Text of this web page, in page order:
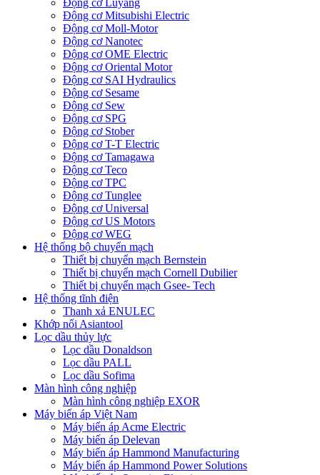
Động cơ Mitsubishi Electric
Động cơ Moll-Motor
Động cơ Nanotec
Động cơ OME Electric
Động cơ Oriental Motor
Động cơ SAI Hydraulics
Động cơ Sesame
Động cơ Sew
Động cơ SPG
Động cơ Stober
Động cơ T-T Electric
Động cơ Tamagawa
Động cơ Teco
Động cơ TPC
Động cơ Tunglee
Động cơ Universal
Động cơ US Motors
Động cơ WEG
Hệ thống bộ chuyển mạch
Thiết bị chuyển mạch Bernstein
Thiết bị chuyển mạch Cornell Dubilier
Thiết bị chuyển mạch Gsee- Tech
Hệ thống tĩnh điện
Thanh xả ENULEC
Khớp nối Asiantool
Lọc dầu thủy lực
Lọc dầu Donaldson
Lọc dầu PALL
Lọc dầu Sofima
Màn hình công nghiệp
Màn hình công nghiệp EXOR
Máy biến áp Việt Nam
Máy biến áp Acme Electric
Máy biến áp Delevan
Máy biến áp Hammond Manufacturing
Máy biến áp Hammond Power Solutions